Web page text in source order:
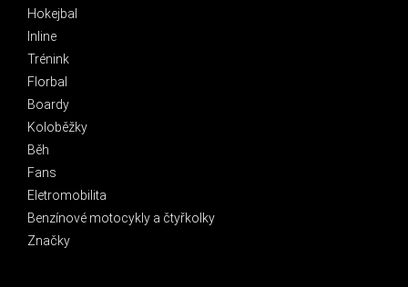
Hokejbal
Inline
Trénink
Florbal
Boardy
Koloběžky
Běh
Fans
Eletromobilita
Benzínové motocykly a čtyřkolky
Značky